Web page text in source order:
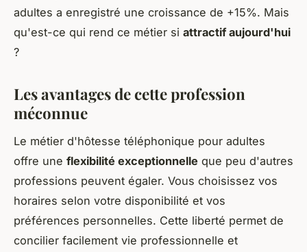
adultes a enregistré une croissance de +15%. Mais
qu'est-ce qui rend ce métier si attractif aujourd'hui
?
Les avantages de cette profession
méconnue
Le métier d'hôtesse téléphonique pour adultes
offre une flexibilité exceptionnelle que peu d'autres
professions peuvent égaler. Vous choisissez vos
horaires selon votre disponibilité et vos
préférences personnelles. Cette liberté permet de
concilier facilement vie professionnelle et